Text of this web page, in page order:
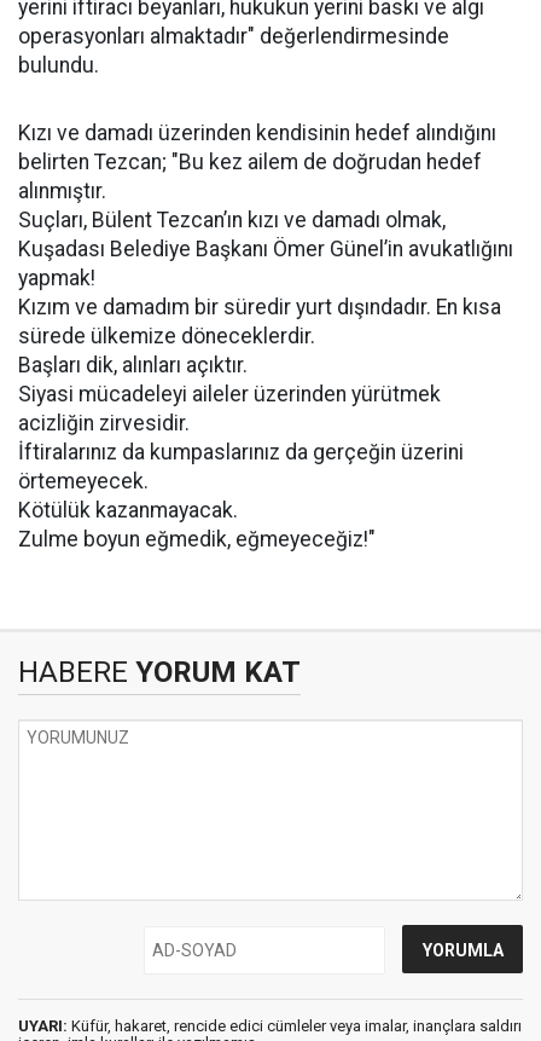
yerini iftiracı beyanları, hukukun yerini baskı ve algı
operasyonları almaktadır" değerlendirmesinde
bulundu.
Kızı ve damadı üzerinden kendisinin hedef alındığını
belirten Tezcan; "Bu kez ailem de doğrudan hedef
alınmıştır.
Suçları, Bülent Tezcan’ın kızı ve damadı olmak,
Kuşadası Belediye Başkanı Ömer Günel’in avukatlığını
yapmak!
Kızım ve damadım bir süredir yurt dışındadır. En kısa
sürede ülkemize döneceklerdir.
Başları dik, alınları açıktır.
Siyasi mücadeleyi aileler üzerinden yürütmek
acizliğin zirvesidir.
İftiralarınız da kumpaslarınız da gerçeğin üzerini
örtemeyecek.
Kötülük kazanmayacak.
Zulme boyun eğmedik, eğmeyeceğiz!"
HABERE YORUM KAT
UYARI: Küfür, hakaret, rencide edici cümleler veya imalar, inançlara saldırı